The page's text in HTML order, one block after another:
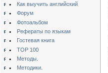
Как выучить английский
Форум
Фотоальбом
Рефераты по языкам
Гостевая книга
TOP 100
Методы.
Методики.